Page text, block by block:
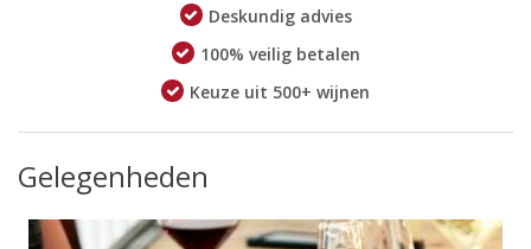
Deskundig advies
100% veilig betalen
Keuze uit 500+ wijnen
Gelegenheden